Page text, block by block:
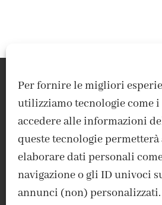
Per fornire le migliori
utilizziamo tecnologie come
accedere alle informazioni
queste tecnologie
elaborare dati personali
navigazione o gli ID univoci
annunci (non)